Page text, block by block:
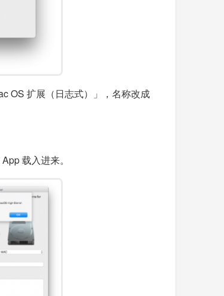
OS 扩展（日志式）」，名称改成
载入进来。